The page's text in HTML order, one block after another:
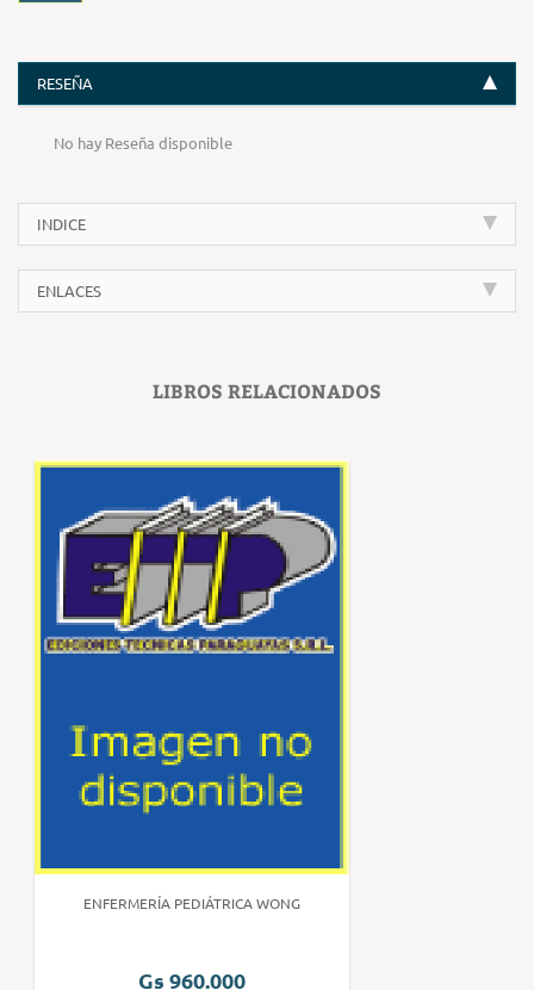
RESEÑA
No hay Reseña disponible
INDICE
ENLACES
LIBROS RELACIONADOS
ENFERMERÍA PEDIÁTRICA WONG
Gs 960.000